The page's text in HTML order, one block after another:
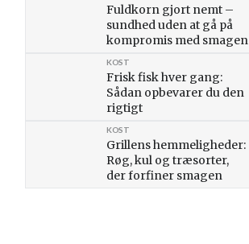
Fuldkorn gjort nemt –
sundhed uden at gå på
kompromis med smagen
Frisk fisk hver gang:
Sådan opbevarer du den
rigtigt
KOST
Grillens hemmeligheder:
Røg, kul og træsorter,
der forfiner smagen
KOST